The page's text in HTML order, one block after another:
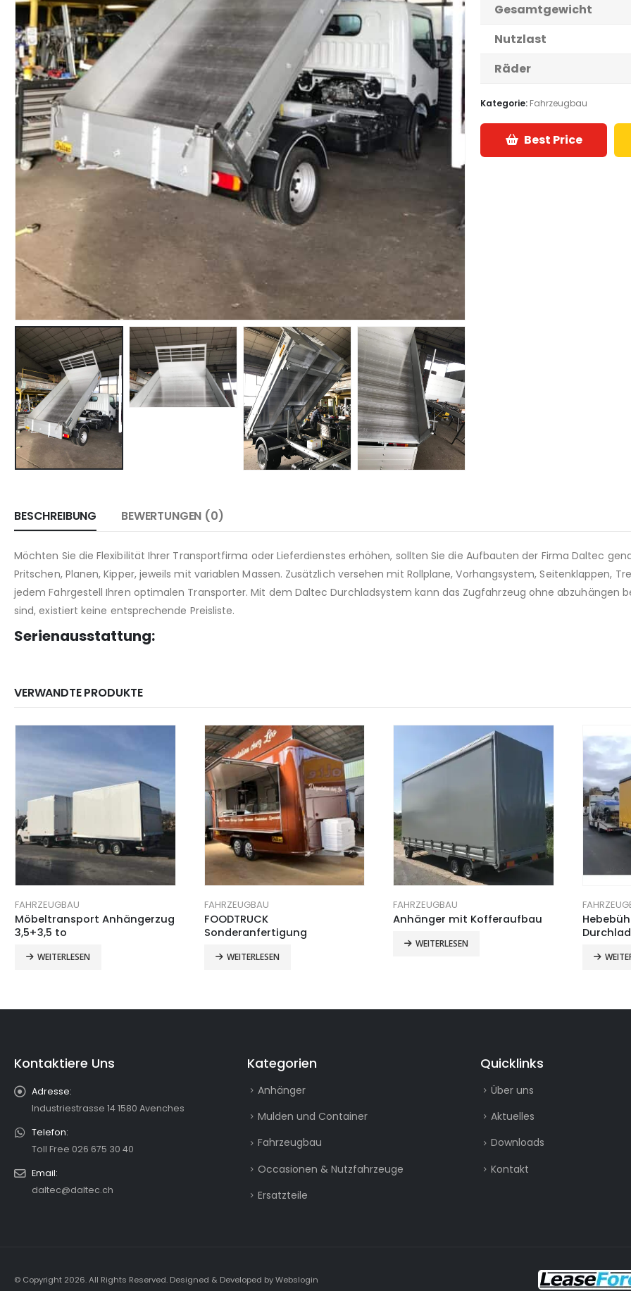
Gesamtgewicht
Nutzlast
Räder
Kategorie: Fahrzeugbau
Best Price
BESCHREIBUNG BEWERTUNGEN (0)
Möchten Sie die Flexibilität Ihrer Transportfirma oder Lieferdienstes erhöhen, sollten Sie die Aufbauten der Firma Daltec
Pritschen, Planen, Kipper, jeweils mit variablen Massen. Zusätzlich versehen mit Rollplane, Vorhangsystem, Seitenklappen,
jedem Fahrgestell Ihren optimalen Transporter. Mit dem Daltec Durchladsystem kann das Zugfahrzeug ohne abzuhängen
sind, existiert keine entsprechende Preisliste.
Serienausstattung:
VERWANDTE PRODUKTE
FAHRZEUGBAU
Möbeltransport Anhängerzug
3,5+3,5 to
WEITERLESEN
FAHRZEUGBAU
FOODTRUCK
Sonderanfertigung
WEITERLESEN
FAHRZEUGBAU
Anhänger mit Kofferaufbau
WEITERLESEN
Kontaktiere Uns
Adresse:
Industriestrasse 14 1580 Avenches
Telefon:
Toll Free 026 675 30 40
Email:
daltec@daltec.ch
Kategorien
Anhänger
Mulden und Container
Fahrzeugbau
Occasionen & Nutzfahrzeuge
Ersatzteile
Quicklinks
Über uns
Aktuelles
Downloads
Kontakt
© Copyright 2026. All Rights Reserved. Designed & Developed byWebslogin